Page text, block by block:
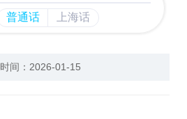
间：2026-01-15